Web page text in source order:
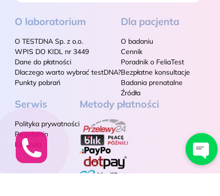
O laboratorium
O TESTDNA Sp. z o.o.
WPIS DO KIDL nr 3449
Dane do płatności
Dlaczego warto wybrać testDNA?
Punkty pobrań
Dla pacjenta
O badaniu
Cennik
Poradnik o FeliaTest
Bezpłatne konsultacje
Badania prenatalne
Źródła
Serwis
Polityka prywatności
Regulamin
Klauzula
Metody płatności